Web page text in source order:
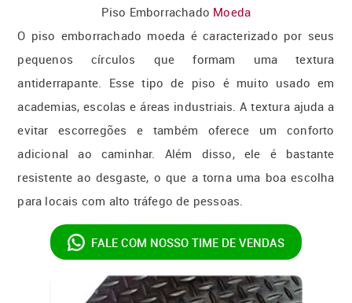
Piso Emborrachado Moeda
O piso emborrachado moeda é caracterizado por seus
pequenos círculos que formam uma textura
antiderrapante. Esse tipo de piso é muito usado em
academias, escolas e áreas industriais. A textura ajuda a
evitar escorregões e também oferece um conforto
adicional ao caminhar. Além disso, ele é bastante
resistente ao desgaste, o que a torna uma boa escolha
para locais com alto tráfego de pessoas.
FALE COM NOSSO TIME DE VENDAS